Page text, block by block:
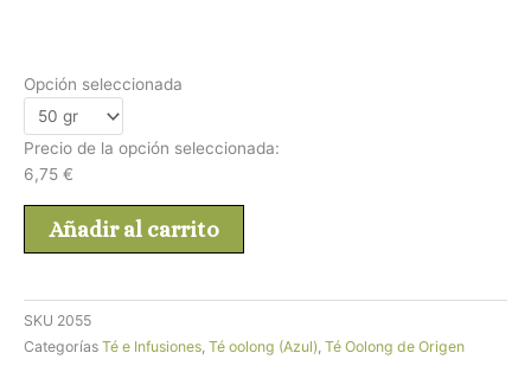
Opción seleccionada
Precio de la opción seleccionada:
6,75 €
Añadir al carrito
SKU 2055
Categorías Té e Infusiones, Té oolong (Azul), Té Oolong de Origen